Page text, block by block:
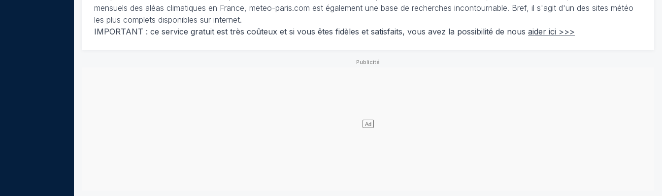
mensuels des aléas climatiques en France, meteo-paris.com est également une base de recherches incontournable. Bref, il s'agit d'un des sites météo
les plus complets disponibles sur internet.
IMPORTANT : ce service gratuit est très coûteux et si vous êtes fidèles et satisfaits, vous avez la possibilité de nous aider ici >>>